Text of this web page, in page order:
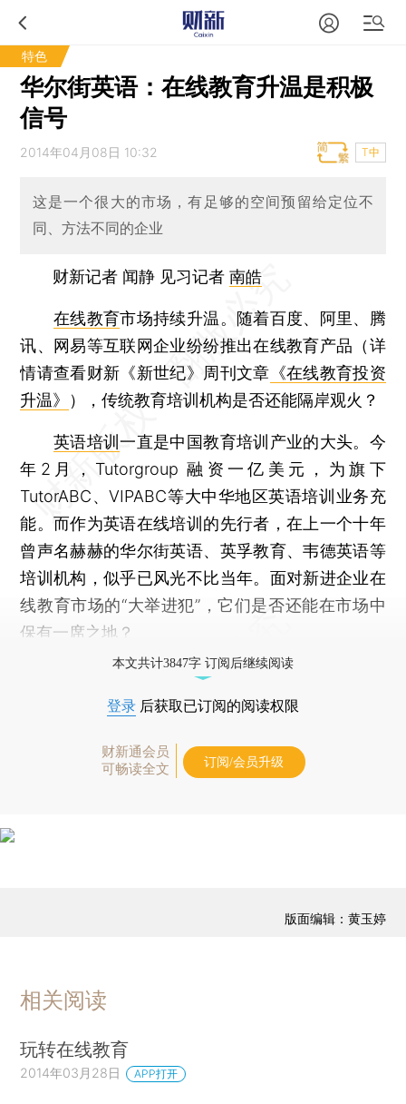
特色
华尔街英语：在线教育升温是积极
信号
2014年04月08日 10:32 T中
这是一个很大的市场，有足够的空间预留给定位不
同、方法不同的企业
财新记者 闻静 见习记者南皓
在线教育市场持续升温。随着百度、阿里、腾
讯、网易等互联网企业纷纷推出在线教育产品（详
情请查看财新《新世纪》周刊文章 《在线教育投资
升温》
），传统教育培训机构是否还能隔岸观火？
英语培训一直是中国教育培训产业的大头。今
年2月，Tutorgroup 融资一亿美元，为旗下
TutorABC、VIPABC等大中华地区英语培训业务充
能。而作为英语在线培训的先行者，在上一个十年
曾声名赫赫的华尔街英语、英孚教育、韦德英语等
培训机构，似乎已风光不比当年。面对新进企业在
线教育市场的“大举进犯”，它们是否还能在市场中
保有一席之地？
本文共计3847字 订阅后继续阅读
登录 后获取已订阅的阅读权限
财新通会员
可畅读全文
订阅/会员升级
版面编辑：黄玉婷
相关阅读
玩转在线教育
2014年03月28日 APP打开